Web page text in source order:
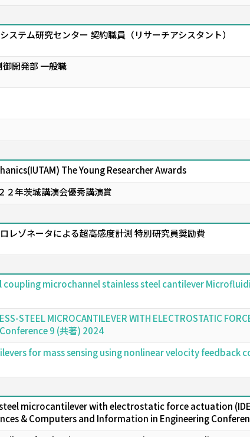
テム研究センター 契約職員（リサーチアシスタント）
開発部 一般職
The Young Researcher Awards
２年茨城講演会優秀講演賞
レゾネータによる超高感度計測 特別研究員奨励費
microchannel stainless steel cantilever
STEEL MICROCANTILEVER WITH ELECTROSTATIC
9 (共著) 2024
for mass sensing using nonlinear velocity feedback
microcantilever with electrostatic force actuation
& Computers and Information in Engineering